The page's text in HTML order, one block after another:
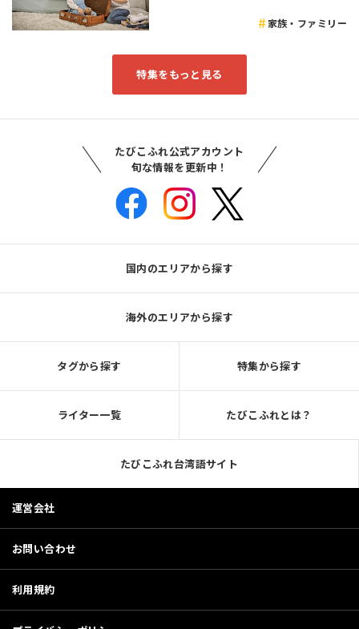
家族・ファミリー
特集をもっと見る
たびこふれ公式アカウント
旬な情報を更新中！
国内のエリアから探す
海外のエリアから探す
タグから探す 特集から探す
ライター一覧 たびこふれとは？
たびこふれ台湾語サイト
運営会社
お問い合わせ
利用規約